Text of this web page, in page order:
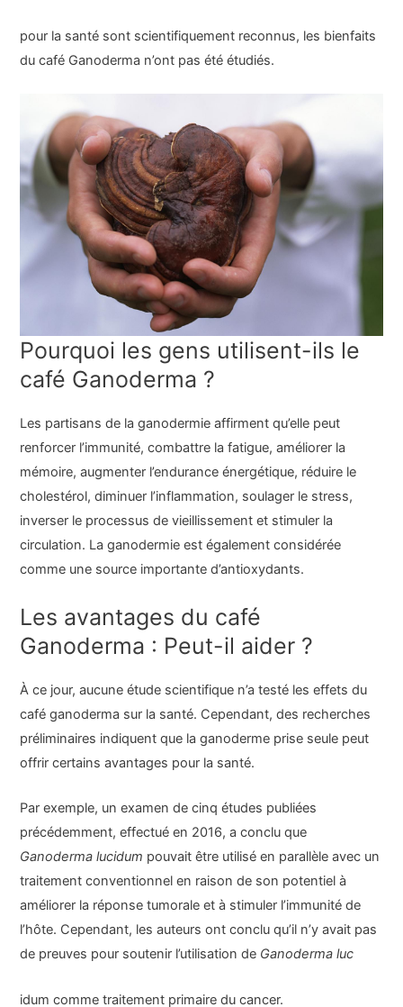
pour la santé sont scientifiquement reconnus, les bienfaits
du café Ganoderma n’ont pas été étudiés.
Pourquoi les gens utilisent-ils le
café Ganoderma ?
Les partisans de la ganodermie affirment qu’elle peut
renforcer l’immunité, combattre la fatigue, améliorer la
mémoire, augmenter l’endurance énergétique, réduire le
cholestérol, diminuer l’inflammation, soulager le stress,
inverser le processus de vieillissement et stimuler la
circulation. La ganodermie est également considérée
comme une source importante d’antioxydants.
Les avantages du café
Ganoderma : Peut-il aider ?
À ce jour, aucune étude scientifique n’a testé les effets du
café ganoderma sur la santé. Cependant, des recherches
préliminaires indiquent que la ganoderme prise seule peut
offrir certains avantages pour la santé.
Par exemple, un examen de cinq études publiées
précédemment, effectué en 2016, a conclu que
Ganoderma lucidum pouvait être utilisé en parallèle avec un
traitement conventionnel en raison de son potentiel à
améliorer la réponse tumorale et à stimuler l’immunité de
l’hôte. Cependant, les auteurs ont conclu qu’il n’y avait pas
de preuves pour soutenir l’utilisation de Ganoderma luc
idum comme traitement primaire du cancer.